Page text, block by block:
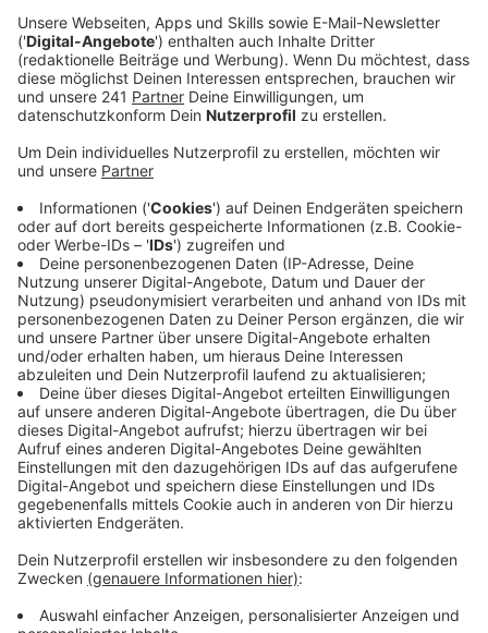
Veröffentlicht:Donnerstag, 24.04.2025 12:18
Anzeige
Auswirkungen des Brands auf die Kartel Bar
Anzeige
Die Dacharbeiten dauern länger als geplant. Die Kartel
Bar im Erdgeschoss ist betroffen, jedoch weniger
stark als die Wohnungen. Die Besitzerin erwartet, dass
die Stadt die Schäden erst in einigen Wochen
begutachtet. Erst dann können Maßnahmen zur
Wiedereröffnung ergriffen werden. Die Kartel Bar wird
deswegen am Kneipenfestival nicht teilnehmen. Als
Ersatz ist das Gartenlokal Butterheide in Rheindorf
hinzugekommen. Es ist die einzige Festival-Location in
Rheindorf in diesem Jahr.
Anzeige